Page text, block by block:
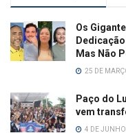
Os
Mas Não
25 DE
Paço do
vem
4 DE